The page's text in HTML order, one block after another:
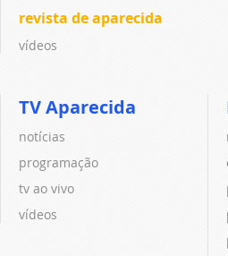
revista de aparecida
vídeos
TV Aparecida
notícias
programação
tv ao vivo
vídeos